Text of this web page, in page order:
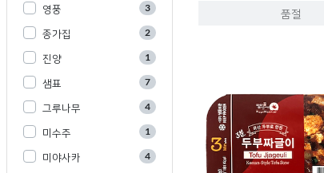
영풍 3
종가집 2
진양 1
샘표 7
그루나무 4
미수주 1
미야사카 4
품절